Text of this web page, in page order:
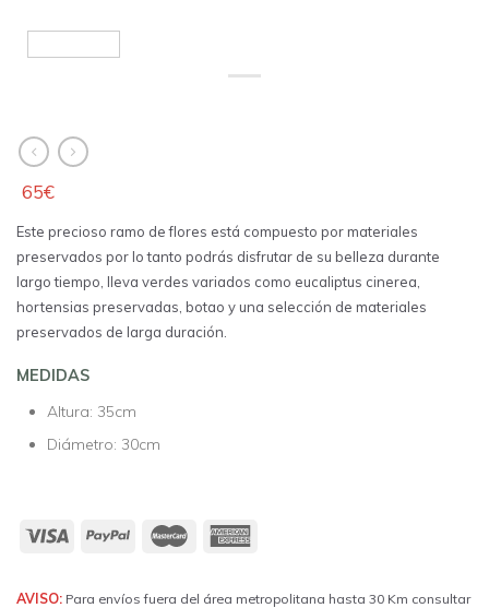
65€
Este precioso ramo de flores está compuesto por materiales
preservados por lo tanto podrás disfrutar de su belleza durante
largo tiempo, lleva verdes variados como eucaliptus cinerea,
hortensias preservadas, botao y una selección de materiales
preservados de larga duración.
MEDIDAS
Altura: 35cm
Diámetro: 30cm
AVISO: Para envíos fuera del área metropolitana hasta 30 Km consultar